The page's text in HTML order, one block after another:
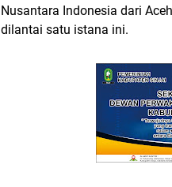
Nusantara Indonesia dari
dilantai satu istana ini.